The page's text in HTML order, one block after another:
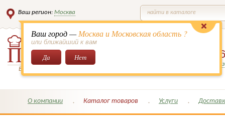
Ваш регион: Москва
Ваш город —Москва и Московская область ?
или ближайший к вам
Да Нет
найти в каталоге
Всё для кондитеров и поваров!
649-
Заказать обратный
О компании Каталог товаров Услуги